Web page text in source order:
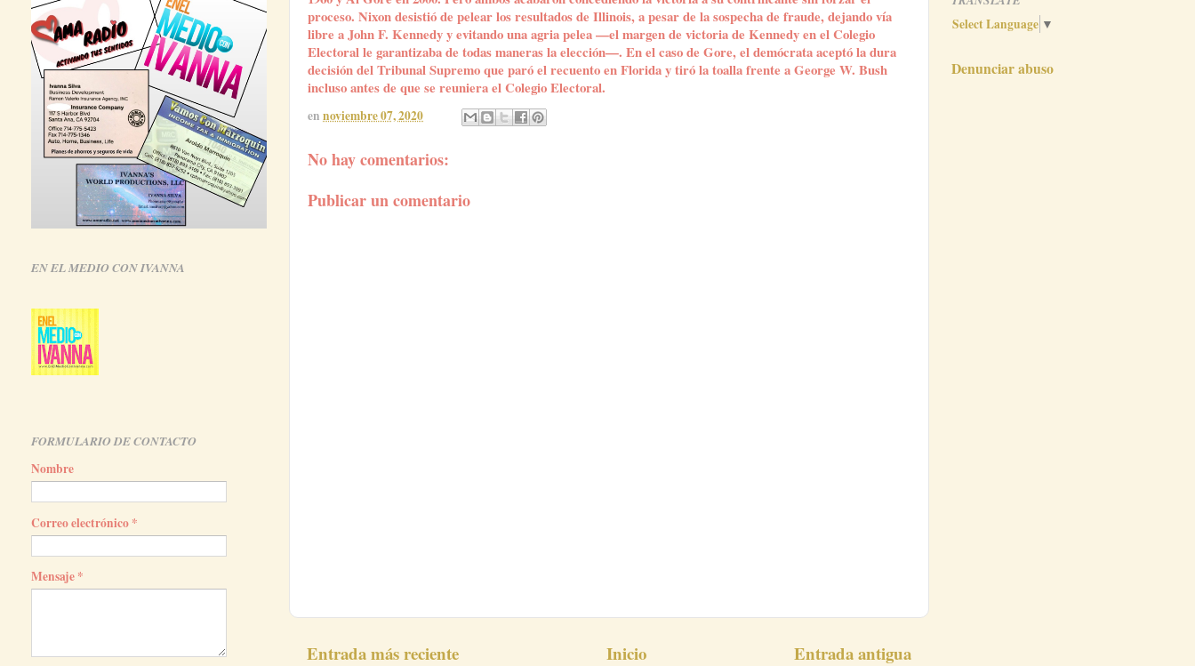
proceso. Nixon desistió de pelear los resultados de Illinois, a pesar de la sospecha de fraude, dejando vía
libre a John F. Kennedy y evitando una agria pelea —el margen de victoria de Kennedy en el Colegio
Electoral le garantizaba de todas maneras la elección—. En el caso de Gore, el demócrata aceptó la dura
decisión del Tribunal Supremo que paró el recuento en Florida y tiró la toalla frente a George W. Bush
incluso antes de que se reuniera el Colegio Electoral.
en noviembre 07, 2020
No hay comentarios:
Publicar un comentario
Entrada más reciente Entrada antigua
Inicio
EN EL MEDIO CON IVANNA
FORMULARIO DE CONTACTO
Nombre
Correo electrónico *
Mensaje *
Select Language ▼
Denunciar abuso